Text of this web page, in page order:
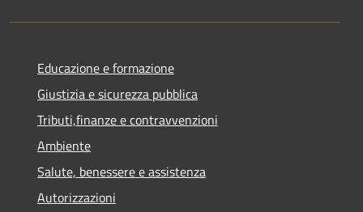
Educazione e formazione
Giustizia e sicurezza pubblica
Tributi,finanze e contravvenzioni
Ambiente
Salute, benessere e assistenza
Autorizzazioni